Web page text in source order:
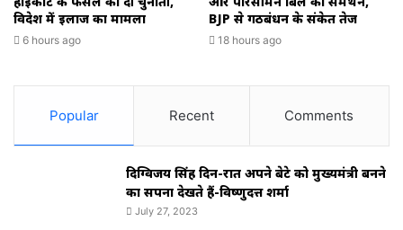
विदेश में इलाज का मामला
6 hours ago
BJP से गठबंधन के संकेत तेज
18 hours ago
Popular Recent Comments
दिग्विजय सिंह दिन-रात अपने बेटे को मुख्यमंत्री बनने
का सपना देखते हैं-विष्णुदत्त शर्मा
July 27, 2023